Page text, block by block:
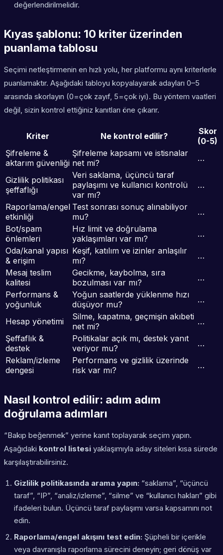
değerlendirilmelidir.
Kıyas şablonu: 10 kriter üzerinden
puanlama tablosu
Seçimi netleştirmenin en hızlı yolu, her platformu aynı kriterlerle
puanlamaktır. Aşağıdaki tabloyu kopyalayarak adayları 0–5
arasında skorlayın (0=çok zayıf, 5=çok iyi). Bu yöntem vaatleri
değil, sizin kontrol ettiğiniz kanıtları öne çıkarır.
Kriter Ne kontrol edilir?
Skor
(0-5)
Şifreleme &
aktarım güvenliği
Şifreleme kapsamı ve istisnalar
net mi?
…
Gizlilik politikası
şeffaflığı
Veri saklama, üçüncü taraf
paylaşımı ve kullanıcı kontrolü
var mı?
…
Raporlama/engel
etkinliği
Test sonrası sonuç alınabiliyor
mu?
…
Bot/spam
önlemleri
Hız limit ve doğrulama
yaklaşımları var mı?
…
Oda/kanal yapısı
& erişim
Keşif, katılım ve izinler anlaşılır
mı?
…
Mesaj teslim
kalitesi
Gecikme, kaybolma, sıra
bozulması var mı?
…
Performans &
yoğunluk
Yoğun saatlerde yüklenme hızı
düşüyor mu?
…
Hesap yönetimi
Silme, kapatma, geçmişin akıbeti
net mi?
…
Şeffaflık &
destek
Politikalar açık mı, destek yanıt
veriyor mu?
…
Reklam/izleme
dengesi
Performans ve gizlilik üzerinde
risk var mı?
…
Nasıl kontrol edilir: adım adım
doğrulama adımları
“Bakıp beğenmek” yerine kanıt toplayarak seçim yapın.
Aşağıdaki kontrol listesi yaklaşımıyla aday siteleri kısa sürede
karşılaştırabilirsiniz.
Gizlilik politikasında arama yapın: “saklama”, “üçüncü
taraf”, “IP”, “analiz/izleme”, “silme” ve “kullanıcı hakları” gibi
ifadeleri bulun. Üçüncü taraf paylaşımı varsa kapsamını not
edin.
Raporlama/engel akışını test edin: Şüpheli bir içerikle
veya davranışla raporlama sürecini deneyin; geri dönüş var